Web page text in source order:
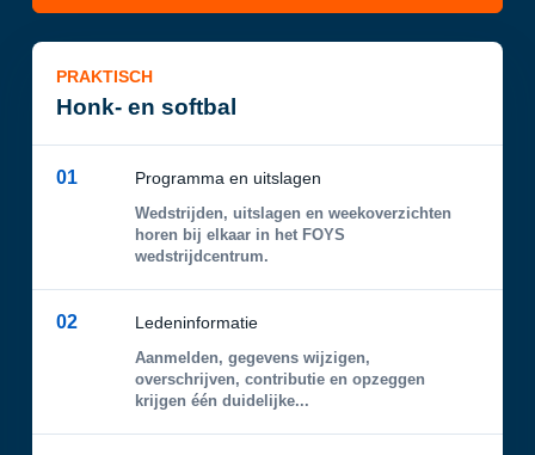
PRAKTISCH
Honk- en softbal
01 Programma en uitslagen
Wedstrijden, uitslagen en weekoverzichten
horen bij elkaar in het FOYS
wedstrijdcentrum.
02 Ledeninformatie
Aanmelden, gegevens wijzigen,
overschrijven, contributie en opzeggen
krijgen één duidelijke...